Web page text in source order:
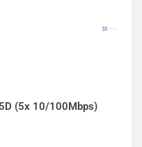
(5x 10/100Mbps)